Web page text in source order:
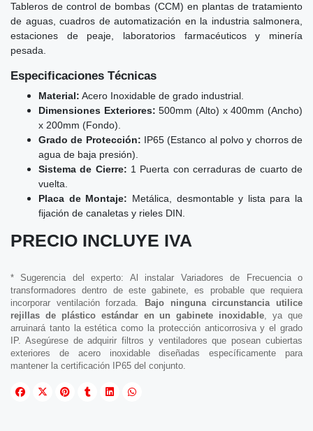
Tableros de control de bombas (CCM) en plantas de tratamiento
de aguas, cuadros de automatización en la industria salmonera,
estaciones de peaje, laboratorios farmacéuticos y minería
pesada.
Especificaciones Técnicas
Material: Acero Inoxidable de grado industrial.
Dimensiones Exteriores: 500mm (Alto) x 400mm (Ancho)
x 200mm (Fondo).
Grado de Protección: IP65 (Estanco al polvo y chorros de
agua de baja presión).
Sistema de Cierre: 1 Puerta con cerraduras de cuarto de
vuelta.
Placa de Montaje: Metálica, desmontable y lista para la
fijación de canaletas y rieles DIN.
PRECIO INCLUYE IVA
* Sugerencia del experto: Al instalar Variadores de Frecuencia o
transformadores dentro de este gabinete, es probable que requiera
incorporar ventilación forzada.
Bajo ninguna circunstancia utilice
rejillas de plástico estándar en un gabinete inoxidable , ya que
arruinará tanto la estética como la protección anticorrosiva y el grado
IP. Asegúrese de adquirir filtros y ventiladores que posean cubiertas
exteriores de acero inoxidable diseñadas específicamente para
mantener la certificación IP65 del conjunto.